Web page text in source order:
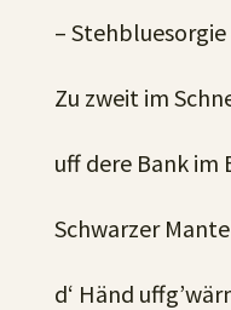
– Stehbluesorgie
Zu zweit im
uff dere Bank im
Schwarzer
d‘ Händ